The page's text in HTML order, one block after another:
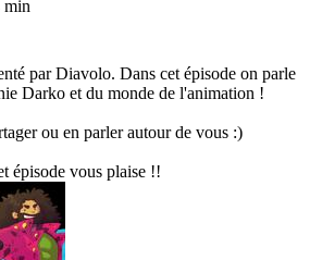
min
par Diavolo. Dans cet épisode on parle
Darko et du monde de l'animation !
ou en parler autour de vous :)
épisode vous plaise !!